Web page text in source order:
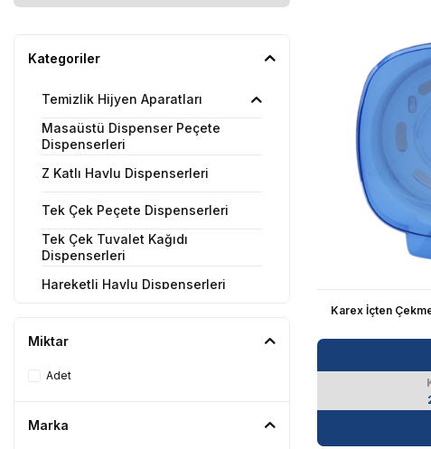
Kategoriler
Temizlik Hijyen Aparatları
Masaüstü Dispenser Peçete
Dispenserleri
Z Katlı Havlu Dispenserleri
Tek Çek Peçete Dispenserleri
Tek Çek Tuvalet Kağıdı
Dispenserleri
Hareketli Havlu Dispenserleri
Jumbo Tuvalet Kağıdı
Sıvı Sabun Dispenserleri
Miktar
Adet
Marka
Karex İçten